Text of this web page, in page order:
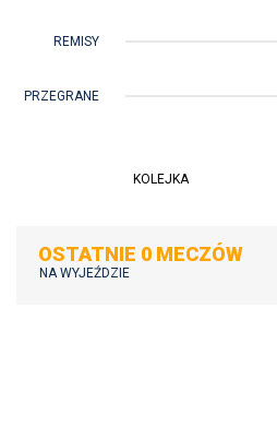
KOLEJKA
REMISY
PRZEGRANE
OSTATNIE 0 MECZÓW
NA WYJEŹDZIE